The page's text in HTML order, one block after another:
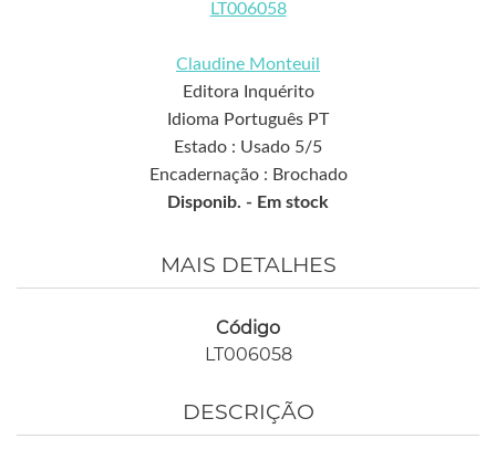
LT006058
Claudine Monteuil
Editora Inquérito
Idioma Português PT
Estado : Usado 5/5
Encadernação : Brochado
Disponib. - Em stock
MAIS DETALHES
Código
LT006058
DESCRIÇÃO